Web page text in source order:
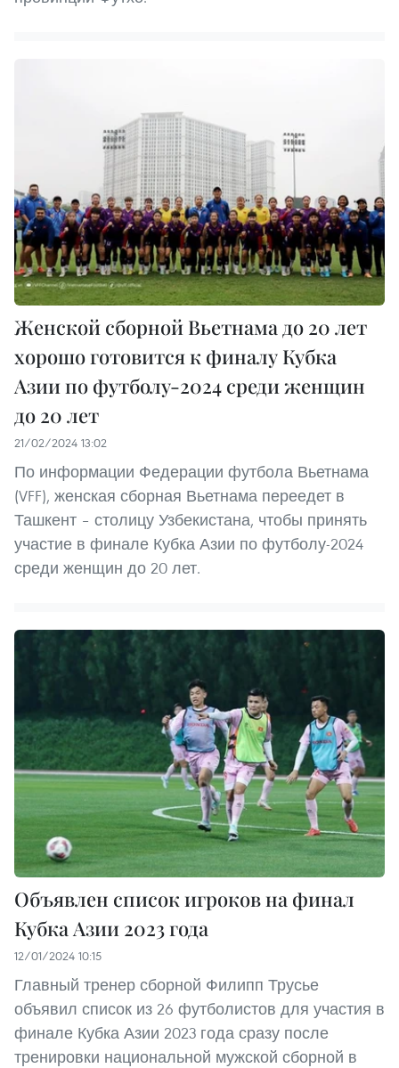
Женской сборной Вьетнама до 20 лет
хорошо готовится к финалу Кубка
Азии по футболу-2024 среди женщин
до 20 лет
21/02/2024 13:02
По информации Федерации футбола Вьетнама
(VFF), женская сборная Вьетнама переедет в
Ташкент – столицу Узбекистана, чтобы принять
участие в финале Кубка Азии по футболу-2024
среди женщин до 20 лет.
Объявлен список игроков на финал
Кубка Азии 2023 года
12/01/2024 10:15
Главный тренер сборной Филипп Трусье
объявил список из 26 футболистов для участия в
финале Кубка Азии 2023 года сразу после
тренировки национальной мужской сборной в